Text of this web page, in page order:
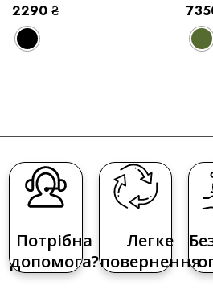
2290 ₴
Потрібна
допомога?
Легке
повернення